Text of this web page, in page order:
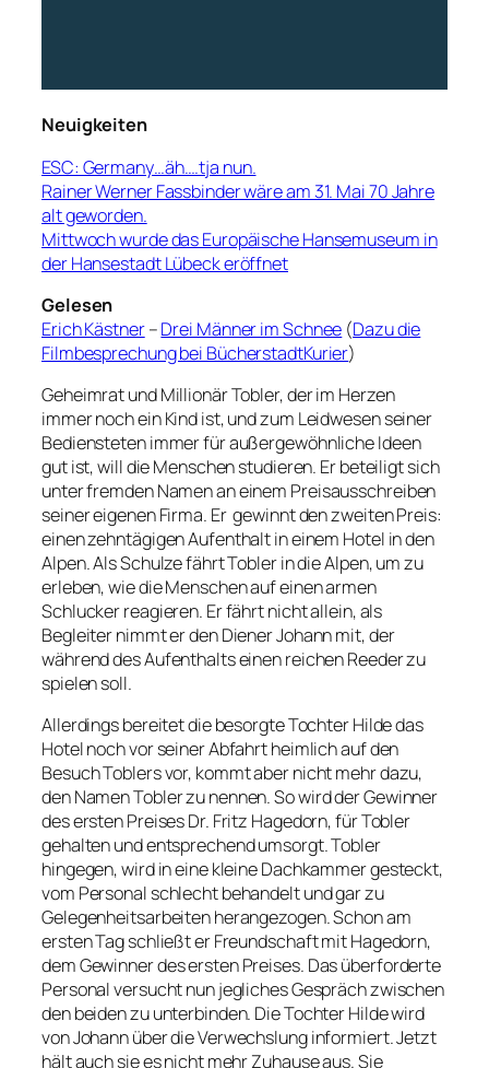
Neuigkeiten
ESC: Germany…äh….tja nun.
Rainer Werner Fassbinder wäre am 31. Mai 70 Jahre
alt geworden.
Mittwoch wurde das Europäische Hansemuseum in
der Hansestadt Lübeck eröffnet
Gelesen
Erich Kästner–Drei Männer im Schnee (Dazu die
Filmbesprechung bei BücherstadtKurier)
Geheimrat und Millionär Tobler, der im Herzen
immer noch ein Kind ist, und zum Leidwesen seiner
Bediensteten immer für außergewöhnliche Ideen
gut ist, will die Menschen studieren. Er beteiligt sich
unter fremden Namen an einem Preisausschreiben
seiner eigenen Firma. Er gewinnt den zweiten Preis:
einen zehntägigen Aufenthalt in einem Hotel in den
Alpen. Als Schulze fährt Tobler in die Alpen, um zu
erleben, wie die Menschen auf einen armen
Schlucker reagieren. Er fährt nicht allein, als
Begleiter nimmt er den Diener Johann mit, der
während des Aufenthalts einen reichen Reeder zu
spielen soll.
Allerdings bereitet die besorgte Tochter Hilde das
Hotel noch vor seiner Abfahrt heimlich auf den
Besuch Toblers vor, kommt aber nicht mehr dazu,
den Namen Tobler zu nennen. So wird der Gewinner
des ersten Preises Dr. Fritz Hagedorn, für Tobler
gehalten und entsprechend umsorgt. Tobler
hingegen, wird in eine kleine Dachkammer gesteckt,
vom Personal schlecht behandelt und gar zu
Gelegenheitsarbeiten herangezogen. Schon am
ersten Tag schließt er Freundschaft mit Hagedorn,
dem Gewinner des ersten Preises. Das überforderte
Personal versucht nun jegliches Gespräch zwischen
den beiden zu unterbinden. Die Tochter Hilde wird
von Johann über die Verwechslung informiert. Jetzt
hält auch sie es nicht mehr Zuhause aus. Sie